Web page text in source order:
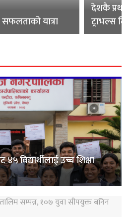
यात्रा
देशकै प्रथम
ट्राभल्स
विद्यार्थीलाई उच्च शिक्षा